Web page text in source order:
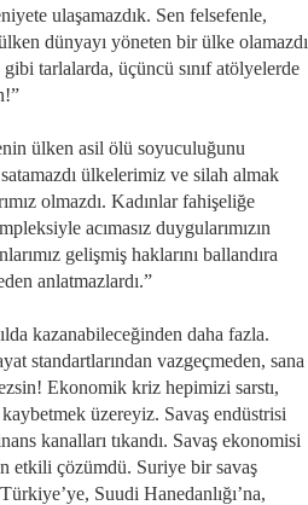
ulaşamazdık. Sen felsefenle,
dünyayı yöneten bir ülke olamazdı
tarlalarda, üçüncü sınıf atölyelerde
ülken asil ölü soyuculuğunu
ülkelerimiz ve silah almak
olmazdı. Kadınlar fahişeliğe
acımasız duygularımızın
gelişmiş haklarını ballandıra
anlatmazlardı.”
kazanabileceğinden daha fazla.
standartlarından vazgeçmeden, sana
Ekonomik kriz hepimizi sarstı,
üzereyiz. Savaş endüstrisi
kanalları tıkandı. Savaş ekonomisi
etkili çözümdü. Suriye bir savaş
Suudi Hanedanlığı’na,